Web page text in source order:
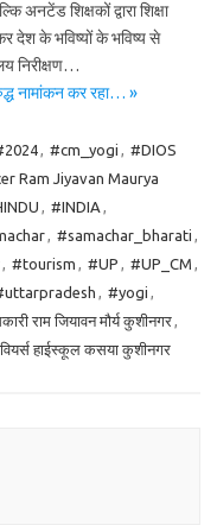
अनटेंड शिक्षकों द्वारा शिक्षा
देश के भविष्यों के भविष्य से
निरीक्षण…
नामांकन कर रहा… »
, #cm_yogi , #DIOS
Ram Jiyavan Maurya
, #INDIA ,
, #samachar_bharati ,
, #tourism , #UP , #UP_CM ,
, #yogi ,
राम जियावन मौर्य कुशीनगर,
हाईस्कूल कसया कुशीनगर